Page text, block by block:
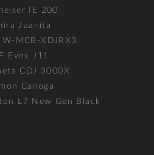
IE 200
Juanita
W-MCB-XDJRX3
Evox J11
CDJ 3000X
Canoga
L7 New Gen Black